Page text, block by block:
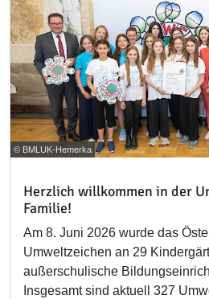
© BMLUK-Hemerka
Herzlich willkommen in der
Familie!
Am 8. Juni 2026 wurde das
Umweltzeichen an 29
außerschulische
Insgesamt sind aktuell 327